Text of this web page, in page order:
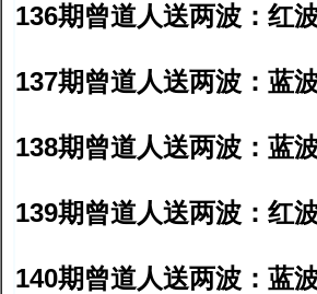
136期曾道人送两波：红
137期曾道人送两波：蓝
138期曾道人送两波：蓝
139期曾道人送两波：红
140期曾道人送两波：蓝